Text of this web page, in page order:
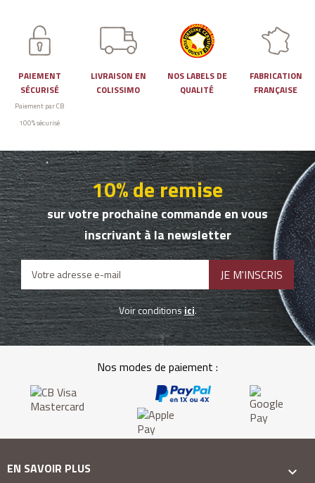
PAIEMENT
SÉCURISÉ
Paiement par CB
100% sécurisé
LIVRAISON EN
COLISSIMO
NOS LABELS DE
QUALITÉ
FABRICATION
FRANÇAISE
10% de remise
sur votre prochaine commande en vous
inscrivant à la newsletter
Voir conditionsici.
Nos modes de paiement :
EN SAVOIR PLUS 